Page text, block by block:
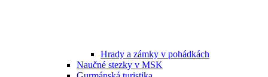
Hrady a zámky v pohádkách
Naučné stezky v MSK